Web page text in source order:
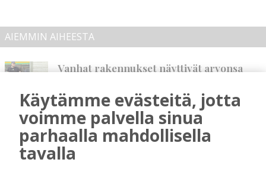
AIEMMIN AIHEESTA
Vanhat rakennukset näyttivät arvonsa
Tilaajille
Hanna Soini 5.8.2026 06:00
Kiuruvesi liikuttaa ja kasvattaa myös
menestyjiä
Tilaajille
Käytämme evästeitä, jotta
voimme palvella sinua
parhaalla mahdollisella
tavalla